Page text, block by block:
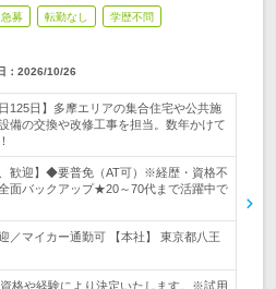
急募 転勤なし 学歴不問
： 2026/10/26
125日】多摩エリアの集合住宅や公共施
備の交換や改修工事を担当。数年かけて
、歓迎】◆要普免（AT可）※経歴・資格不
面バックアップ★20～70代まで活躍中で
／マイカー通勤可 【本社】 東京都八王
格や経験により決定いたします。※試用